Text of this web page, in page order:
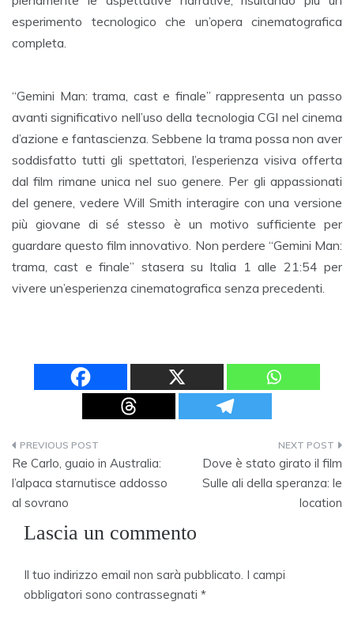
esperimento tecnologico che un’opera cinematografica
completa.
“Gemini Man: trama, cast e finale” rappresenta un passo
avanti significativo nell’uso della tecnologia CGI nel cinema
d’azione e fantascienza. Sebbene la trama possa non aver
soddisfatto tutti gli spettatori, l’esperienza visiva offerta
dal film rimane unica nel suo genere. Per gli appassionati
del genere, vedere Will Smith interagire con una versione
più giovane di sé stesso è un motivo sufficiente per
guardare questo film innovativo. Non perdere “Gemini Man:
trama, cast e finale” stasera su Italia 1 alle 21:54 per
vivere un’esperienza cinematografica senza precedenti.
Navigazione
articoli
Re Carlo, guaio in Australia:
l’alpaca starnutisce addosso
al sovrano
Dove è stato girato il film
Sulle ali della speranza: le
location
Lascia un commento
Il tuo indirizzo email non sarà pubblicato. I campi
obbligatori sono contrassegnati *